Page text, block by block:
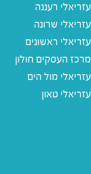
עזריאלי רעננה
עזריאלי שרונה
עזריאלי ראשונים
מרכז העסקים חולון
עזריאלי מול הים
עזריאלי טאון